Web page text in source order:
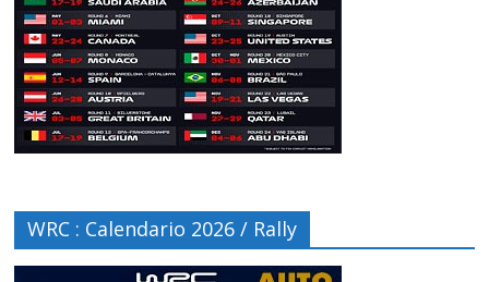
WRC : Calendario 2026 / Rally